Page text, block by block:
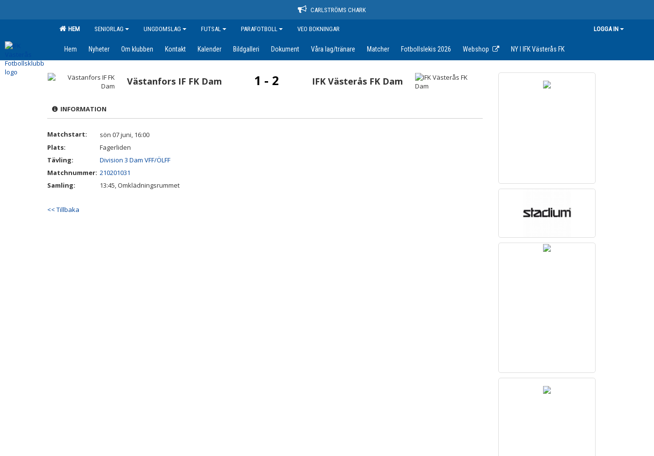
CARLSTRÖMS CHARK
HEM SENIORLAG UNGDOMSLAG FUTSAL PARAFOTBOLL VEO BOKNINGAR LOGGA IN
Hem Nyheter Om klubben Kontakt Kalender Bildgalleri Dokument Våra lag/tränare Matcher Fotbollslekis 2026 Webshop NY I IFK Västerås FK
Västanfors IF FK Dam 1 - 2 IFK Västerås FK Dam
INFORMATION
Matchstart:
sön 07 juni, 16:00
Plats:
Fagerliden
Tävling:
Division 3 Dam VFF/ÖLFF
Matchnummer: 210201031
Samling:
13:45, Omklädningsrummet
<< Tillbaka